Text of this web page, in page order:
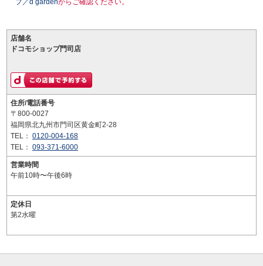
プ／d gardenからご確認ください。
店舗名
ドコモショップ門司店
住所/電話番号
〒800-0027
福岡県北九州市門司区黄金町2-28
TEL： 0120-004-168
TEL： 093-371-6000
営業時間
午前10時〜午後6時
定休日
第2水曜